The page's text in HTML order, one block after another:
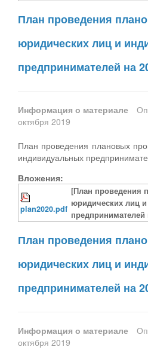
План проведения
юридических лиц и
предпринимателей на
Информация о материале
октября 2019
План проведения плановых
индивидуальных
Вложения:
plan2020.pdf
[План проведения
юридических лиц
предпринимателей
План проведения
юридических лиц и
предпринимателей на
Информация о материале
октября 2019